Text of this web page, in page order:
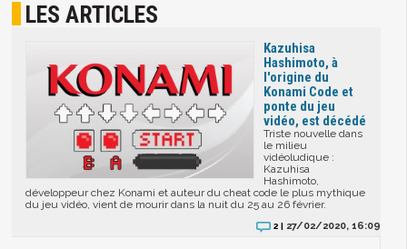
LES ARTICLES
Kazuhisa
Hashimoto, à
l'origine du
Konami Code et
ponte du jeu
vidéo, est décédé
Triste nouvelle dans
le milieu
vidéoludique :
Kazuhisa
Hashimoto,
développeur chez Konami et auteur du cheat code le plus mythique
du jeu vidéo, vient de mourir dans la nuit du 25 au 26 février.
2 | 27/02/2020, 16:09